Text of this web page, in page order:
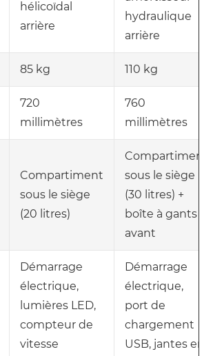
hélicoïdal
arrière
hydraulique
arrière
85 kg 110 kg
720
millimètres
760
millimètres
Compartiment
sous le siège
(20 litres)
Compartiment
sous le siège
(30 litres) +
boîte à gants
avant
Démarrage
électrique,
lumières LED,
compteur de
vitesse
Démarrage
électrique,
port de
chargement
USB, jantes en